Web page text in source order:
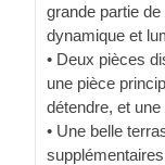
grande partie
dynamique et
• Deux pièces
une pièce
détendre, et
• Une belle